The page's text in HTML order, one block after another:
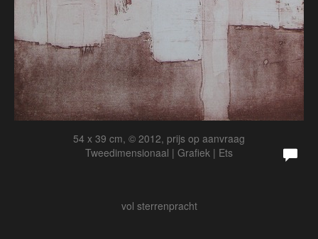
54 x 39 cm, © 2012, prijs op aanvraag
Tweedimensionaal | Grafiek | Ets
vol sterrenpracht